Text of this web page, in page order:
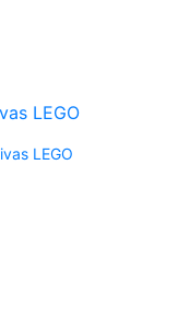
LEGO